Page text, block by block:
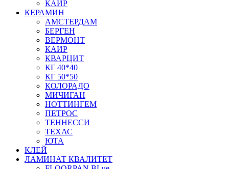
КАИР
КЕРАМИН
АМСТЕРДАМ
БЕРГЕН
ВЕРМОНТ
КАИР
КВАРЦИТ
КГ 40*40
КГ 50*50
КОЛОРАДО
МИЧИГАН
НОТТИНГЕМ
ПЕТРОС
ТЕННЕССИ
ТЕХАС
ЮТА
КЛЕЙ
ЛАМИНАТ КВАЛИТЕТ